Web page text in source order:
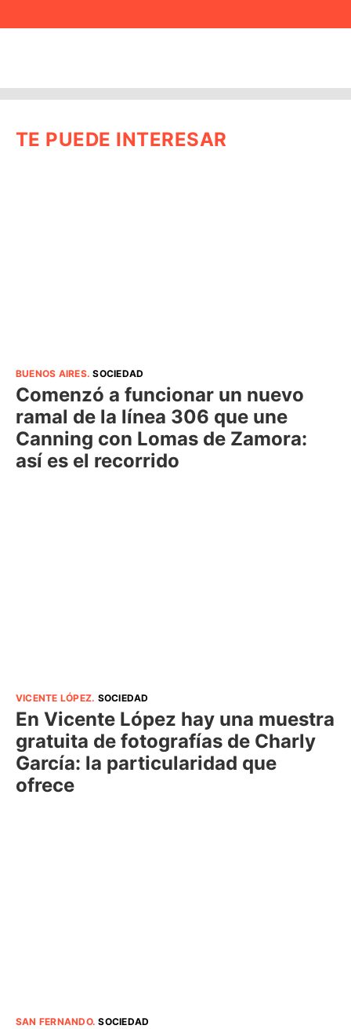
TE PUEDE INTERESAR
BUENOS AIRES.SOCIEDAD
Comenzó a funcionar un nuevo
ramal de la línea 306 que une
Canning con Lomas de Zamora:
así es el recorrido
VICENTE LÓPEZ. SOCIEDAD
En Vicente López hay una muestra
gratuita de fotografías de Charly
García: la particularidad que
ofrece
SAN FERNANDO.SOCIEDAD